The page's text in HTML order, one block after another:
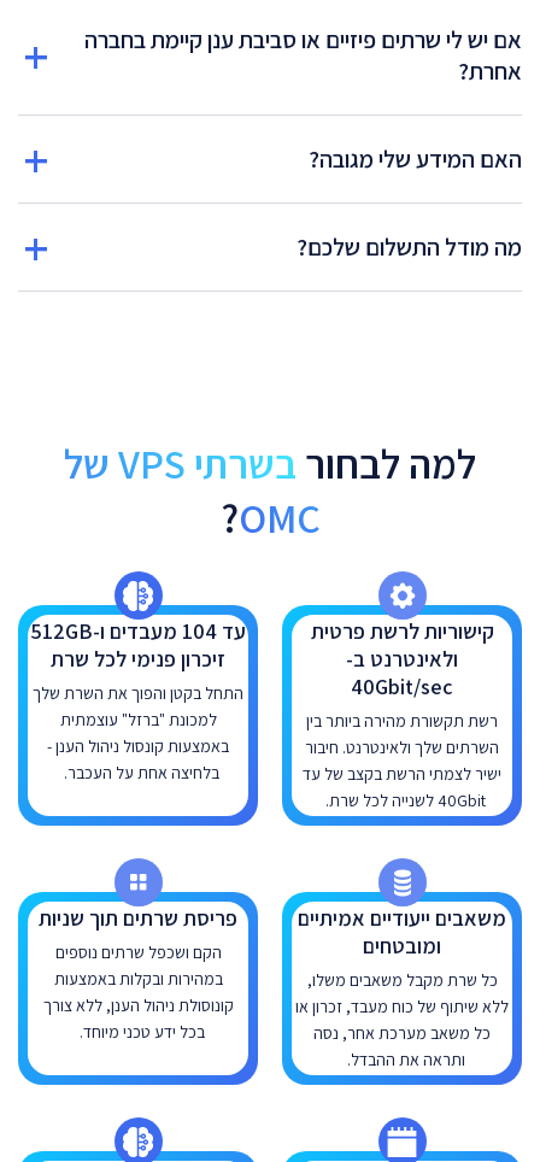
אם יש לי שרתים פיזיים או סביבת ענן קיימת בחברה
אחרת?
האם המידע שלי מגובה?
מה מודל התשלום שלכם?
למה לבחור
בשרתי VPS של
OMC
?
קישוריות לרשת פרטית
ולאינטרנט ב-
40Gbit/sec
רשת תקשורת מהירה ביותר בין
השרתים שלך ולאינטרנט. חיבור
ישיר לצמתי הרשת בקצב של עד
40Gbit לשנייה לכל שרת.
עד 104 מעבדים ו-512GB
זיכרון פנימי לכל שרת
התחל בקטן והפוך את השרת שלך
למכונת "ברזל" עוצמתית
באמצעות קונסול ניהול הענן -
בלחיצה אחת על העכבר.
משאבים ייעודיים אמיתיים
ומובטחים
כל שרת מקבל משאבים משלו,
ללא שיתוף של כוח מעבד, זכרון או
כל משאב מערכת אחר, נסה
ותראה את ההבדל.
פריסת שרתים תוך שניות
הקם ושכפל שרתים נוספים
במהירות ובקלות באמצעות
קונוסולת ניהול הענן, ללא צורך
בכל ידע טכני מיוחד.